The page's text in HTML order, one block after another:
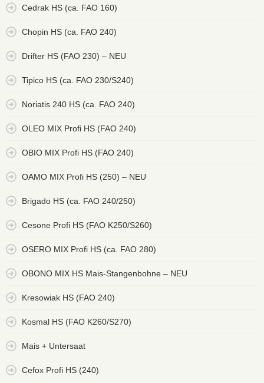
Cedrak HS (ca. FAO 160)
Chopin HS (ca. FAO 240)
Drifter HS (FAO 230) – NEU
Tipico HS (ca. FAO 230/S240)
Noriatis 240 HS (ca. FAO 240)
OLEO MIX Profi HS (FAO 240)
OBIO MIX Profi HS (FAO 240)
OAMO MIX Profi HS (250) – NEU
Brigado HS (ca. FAO 240/250)
Cesone Profi HS (FAO K250/S260)
OSERO MIX Profi HS (ca. FAO 280)
OBONO MIX HS Mais-Stangenbohne – NEU
Kresowiak HS (FAO 240)
Kosmal HS (FAO K260/S270)
Mais + Untersaat
Cefox Profi HS (240)